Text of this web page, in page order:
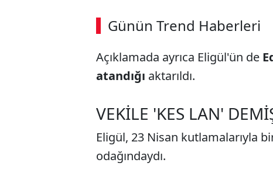
Günün Trend Haberleri
Açıklamada ayrıca Eligül'ün de
atandığı aktarıldı.
VEKİLE 'KES LAN'
Eligül, 23 Nisan kutlamalarıyla
odağındaydı.